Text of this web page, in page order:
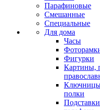
Парафиновые
Смешанные
Специальные
Для дома
Часы
Фигурки
Картины,
полки